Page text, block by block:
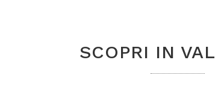
SCOPRI IN